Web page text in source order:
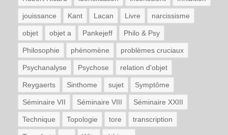
jouissance Kant Lacan Livre narcissisme
objet objet a Pankejeff Philo & Psy
Philosophie phénomène problèmes cruciaux
Psychanalyse Psychose relation d'objet
Reygaerts Sinthome sujet Symptôme
Séminaire VII Séminaire VIII Séminaire XXIII
Technique Topologie tore transcription